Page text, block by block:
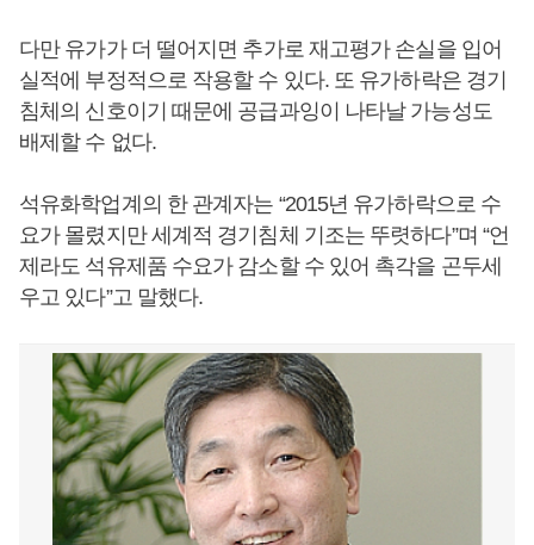
다만 유가가 더 떨어지면 추가로 재고평가 손실을 입어
실적에 부정적으로 작용할 수 있다. 또 유가하락은 경기
침체의 신호이기 때문에 공급과잉이 나타날 가능성도
배제할 수 없다.
석유화학업계의 한 관계자는 “2015년 유가하락으로 수
요가 몰렸지만 세계적 경기침체 기조는 뚜렷하다”며 “언
제라도 석유제품 수요가 감소할 수 있어 촉각을 곤두세
우고 있다”고 말했다.